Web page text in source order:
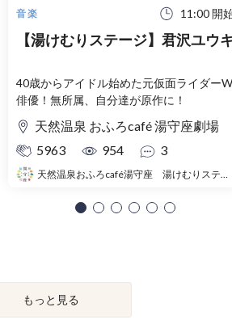
音楽 11:00 開
【湯けむりステージ】君沢ユウ
40歳からアイドル始めた元仮面ライダーW
俳優！無所属、自分達が原作に！
天然温泉 おふろcafé 湯守座劇場
5963
954 3
天然温泉おふろcafé湯守座 湯けむりステージ
もっと見る